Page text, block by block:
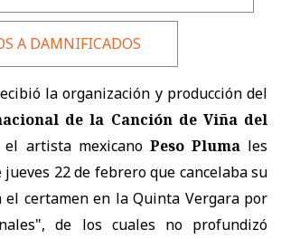
A DAMNIFICADOS
la organización y producción del
de la Canción de Viña del
el artista mexicano Peso Plumales
22 de febrero que cancelaba su
el certamen en la Quinta Vergara por
de los cuales no profundizó